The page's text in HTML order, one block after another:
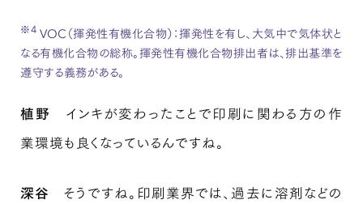
※4 VOC（揮発性有機化合物）：揮発性を有し、大気中で気体状と
なる有機化合物の総称。揮発性有機化合物排出者は、排出基準を
遵守する義務がある。
植野
インキが変わったことで印刷に関わる方の作
業環境も良くなっているんですね。
深谷
そうですね。印刷業界では、過去に溶剤などの